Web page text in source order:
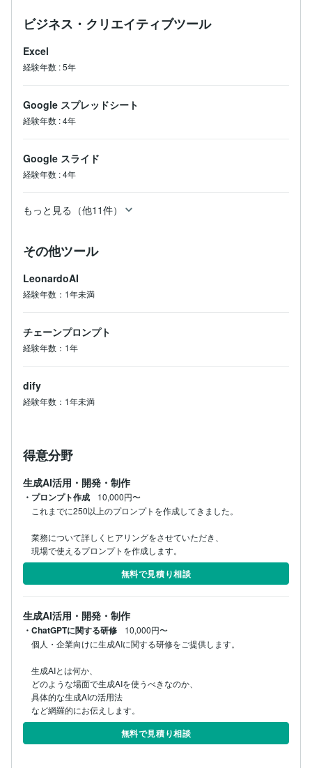
ビジネス・クリエイティブツール
Excel
経験年数 :5年
Google スプレッドシート
経験年数 :4年
Google スライド
経験年数 :4年
もっと見る（他11件）
その他ツール
LeonardoAI
経験年数：1年未満
チェーンプロンプト
経験年数：1年
dify
経験年数：1年未満
得意分野
生成AI活用・開発・制作
・プロンプト作成
10,000円〜
これまでに250以上のプロンプトを作成してきました。
業務について詳しくヒアリングをさせていただき、
現場で使えるプロンプトを作成します。
無料で見積り相談
生成AI活用・開発・制作
・ChatGPTに関する研修
10,000円〜
個人・企業向けに生成AIに関する研修をご提供します。
生成AIとは何か、
どのような場面で生成AIを使うべきなのか、
具体的な生成AIの活用法
など網羅的にお伝えします。
無料で見積り相談